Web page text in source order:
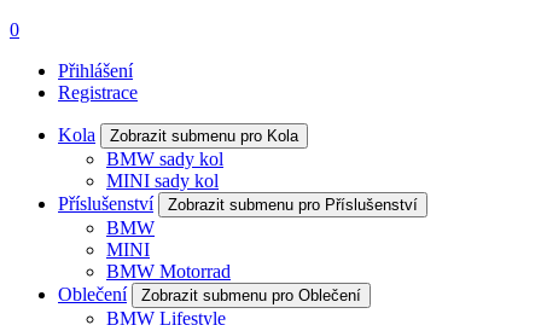
0
Přihlášení
Registrace
Kola Zobrazit submenu pro Kola
BMW sady kol
MINI sady kol
Příslušenství
Zobrazit submenu pro Příslušenství
BMW
MINI
BMW Motorrad
Oblečení
Zobrazit submenu pro Oblečení
BMW Lifestyle